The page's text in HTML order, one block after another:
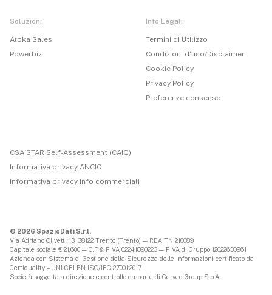
Soluzioni
Atoka Sales
Powerbiz
Info Legali
Termini di Utilizzo
Condizioni d'uso/Disclaimer
Cookie Policy
Privacy Policy
Preferenze consenso
CSA STAR Self-Assessment (CAIQ)
Informativa privacy ANCIC
Informativa privacy info commerciali
© 2026 SpazioDati S.r.l.
Via Adriano Olivetti 13, 38122 Trento (Trento) — REA TN 210089
Capitale sociale € 21.600 — C.F & P.IVA 02241890223 — P.IVA di Gruppo 12022630961
Azienda con Sistema di Gestione della Sicurezza delle Informazioni certificato da
Certiquality – UNI CEI EN ISO/IEC 27001:2017
Società soggetta a direzione e controllo da parte di Cerved Group S.p.A.